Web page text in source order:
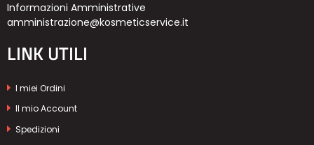
Informazioni Amministrative
amministrazione@kosmeticservice.it
LINK UTILI
I miei Ordini
Il mio Account
Spedizioni